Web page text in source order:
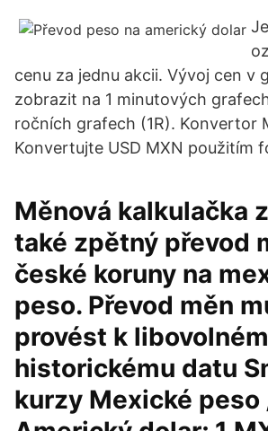
cenu za jednu akcii. Vývoj cen v
zobrazit na 1 minutových
ročních grafech (1R). Konvertor
Konvertujte USD MXN použitím
Měnová kalkulačka
také zpětný převod
české koruny na
peso. Převod měn
provést k
historickému datu
kurzy Mexické peso